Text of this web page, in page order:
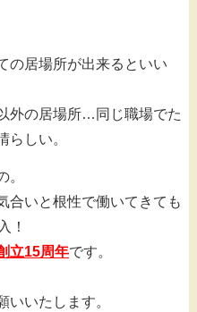
の居場所が出来るといい
外の居場所…同じ職場でた
らしい。
。
合いと根性で働いてきても
！
立15周年です。
いいたします。